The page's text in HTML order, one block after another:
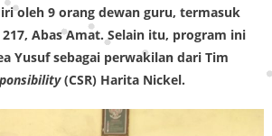
oleh 9 orang dewan guru, termasuk
Abas Amat. Selain itu, program ini
Yusuf sebagai perwakilan dari Tim
(CSR) Harita Nickel.